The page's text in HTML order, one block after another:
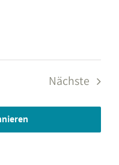
Nächste